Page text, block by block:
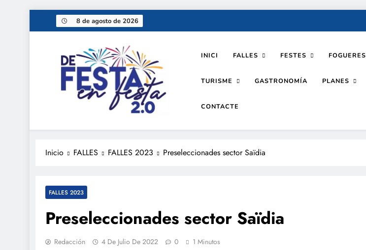
8 de agosto de 2026
De festa en festa 2.0
INICI FALLES FESTES FOGUERES
TURISME GASTRONOMÍA PLANES
CONTACTE
Inicio FALLES FALLES 2023 Preseleccionades sector Saïdia
FALLES 2023
Preseleccionades sector Saïdia
Redacción 4 De Julio De 2022 0 1 Minutos